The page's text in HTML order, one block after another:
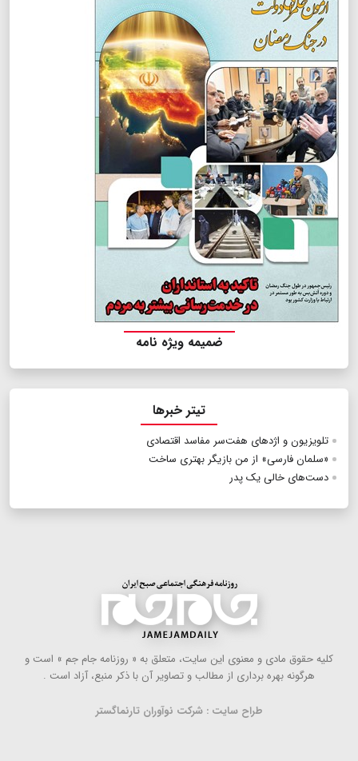
ضمیمه ویژه نامه
تیتر خبرها
تلویزیون و اژدهای هفت‌سر مفاسد اقتصادی
«سلمان فارسی» از من بازیگر بهتری ساخت
دست‌های خالی یک پدر
كلیه حقوق مادی و معنوی این سایت، متعلق به « روزنامه جام جم » است و
هرگونه بهره ‌برداری از مطالب و تصاویر آن با ذكر منبع، آزاد است .
طراح سایت : شرکت نوآوران تارنماگستر